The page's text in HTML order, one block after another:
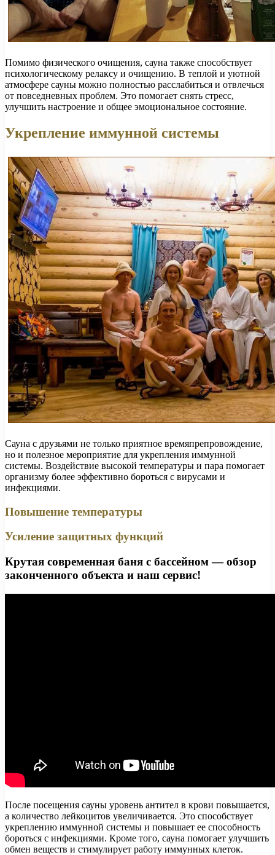
Помимо физического очищения, сауна также способствует
психологическому релаксу и очищению. В теплой и уютной
атмосфере сауны можно полностью расслабиться и отвлечься
от повседневных проблем. Это помогает снять стресс,
улучшить настроение и общее эмоциональное состояние.
Укрепление иммунной системы
Сауна с друзьями не только приятное времяпрепровождение,
но и полезное мероприятие для укрепления иммунной
системы. Воздействие высокой температуры и пара помогает
организму более эффективно бороться с вирусами и
инфекциями.
Повышение температуры
Усиление защитных функций
Крутая современная баня с бассейном — обзор
законченного объекта и наш сервис!
После посещения сауны уровень антител в крови повышается,
а количество лейкоцитов увеличивается. Это способствует
укреплению иммунной системы и повышает ее способность
бороться с инфекциями. Кроме того, сауна помогает улучшить
обмен веществ и стимулирует работу иммунных клеток.